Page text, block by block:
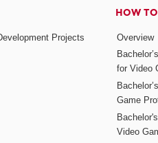
Projects
HOW
Overview
for Video
Game
Video